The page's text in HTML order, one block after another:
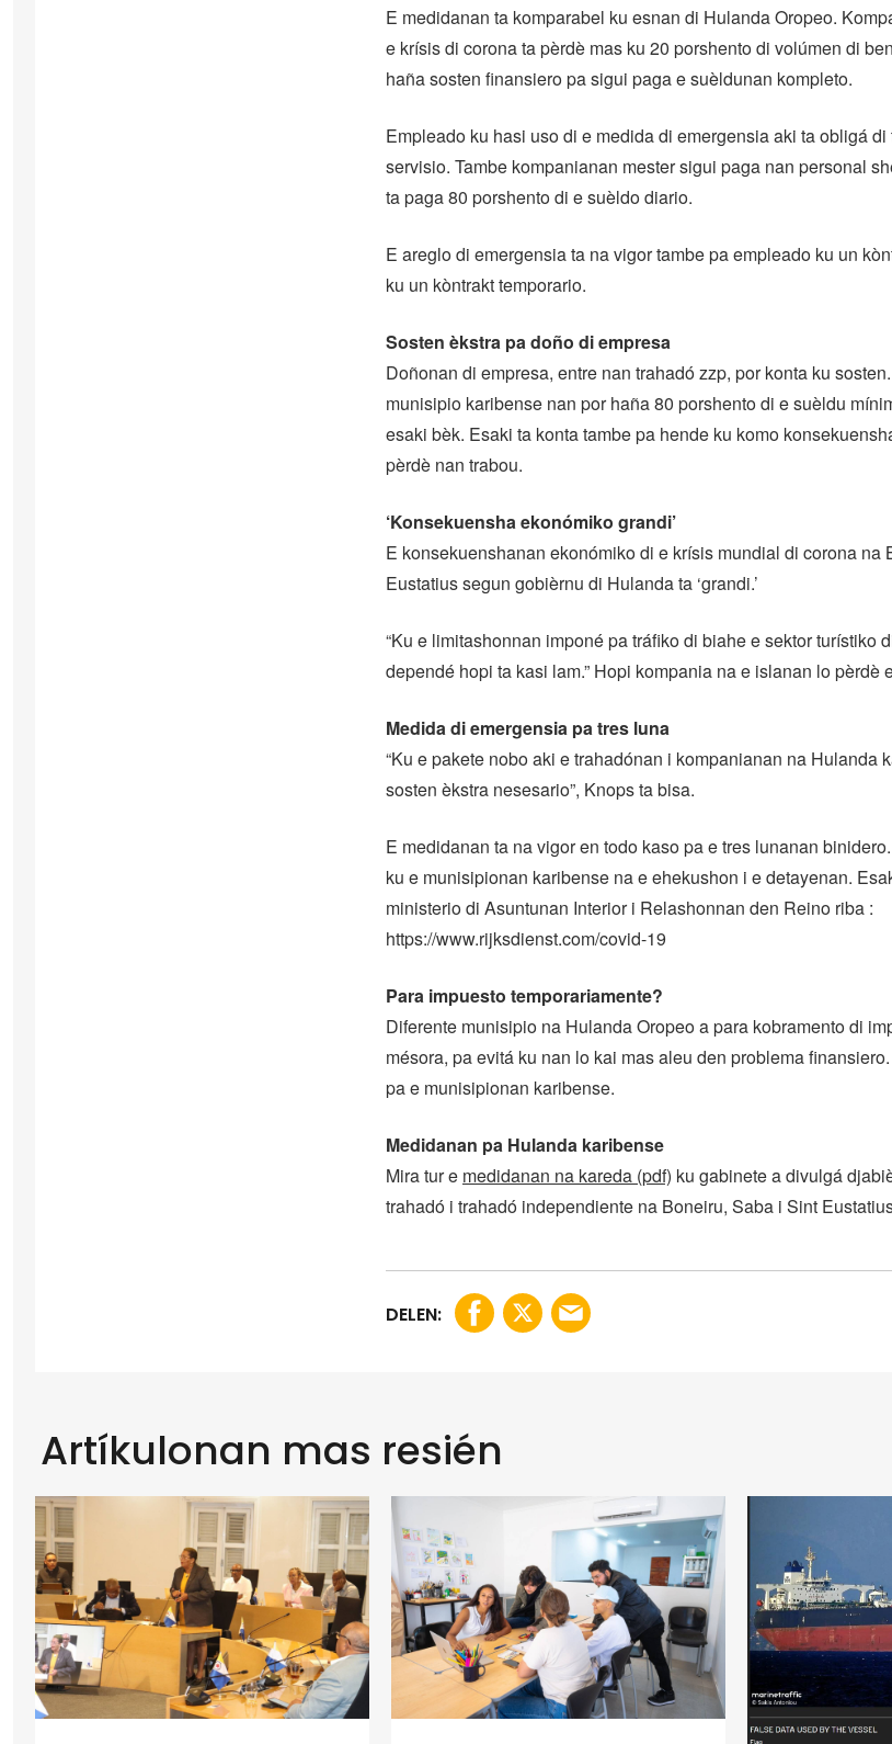
E medidanan ta komparabel ku esnan di Hulanda Oropeo.
e krísis di corona ta pèrdè mas ku 20 porshento di volúmen di
haña sosten finansiero pa sigui paga e suèldunan kompleto.
Empleado ku hasi uso di e medida di emergensia aki ta obligá
servisio. Tambe kompanianan mester sigui paga nan personal
ta paga 80 porshento di e suèldo diario.
E areglo di emergensia ta na vigor tambe pa empleado ku un
ku un kòntrakt temporario.
Sosten èkstra pa doño di empresa
Doñonan di empresa, entre nan trahadó zzp, por konta ku
munisipio karibense nan por haña 80 porshento di e suèldu
esaki bèk. Esaki ta konta tambe pa hende ku komo
pèrdè nan trabou.
‘Konsekuensha ekonómiko grandi’
E konsekuenshanan ekonómiko di e krísis mundial di corona na
Eustatius segun gobièrnu di Hulanda ta ‘grandi.’
“Ku e limitashonnan imponé pa tráfiko di biahe e sektor turístiko
dependé hopi ta kasi lam.” Hopi kompania na e islanan lo pèrdè
Medida di emergensia pa tres luna
“Ku e pakete nobo aki e trahadónan i kompanianan na Hulanda
sosten èkstra nesesario”, Knops ta bisa.
E medidanan ta na vigor en todo kaso pa e tres lunanan
ku e munisipionan karibense na e ehekushon i e detayenan.
ministerio di Asuntunan Interior i Relashonnan den Reino riba :
https://www.rijksdienst.com/covid-19
Para impuesto temporariamente?
Diferente munisipio na Hulanda Oropeo a para kobramento di
mésora, pa evitá ku nan lo kai mas aleu den problema
pa e munisipionan karibense.
Medidanan pa Hulanda karibense
Mira tur e medidanan na kareda (pdf) ku gabinete a divulgá
trahadó i trahadó independiente na Boneiru, Saba i Sint
DELEN:
Artíkulonan mas resién